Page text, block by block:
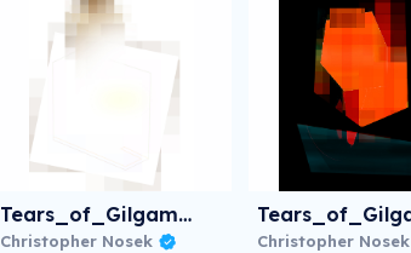
Tears_of_Gilgamesh_R
Christopher Nosek Christopher Nosek